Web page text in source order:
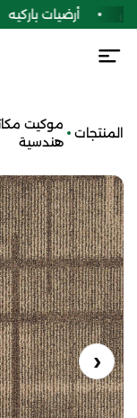
أرضيات باركيه
المنتجات
موكيت
هندسية